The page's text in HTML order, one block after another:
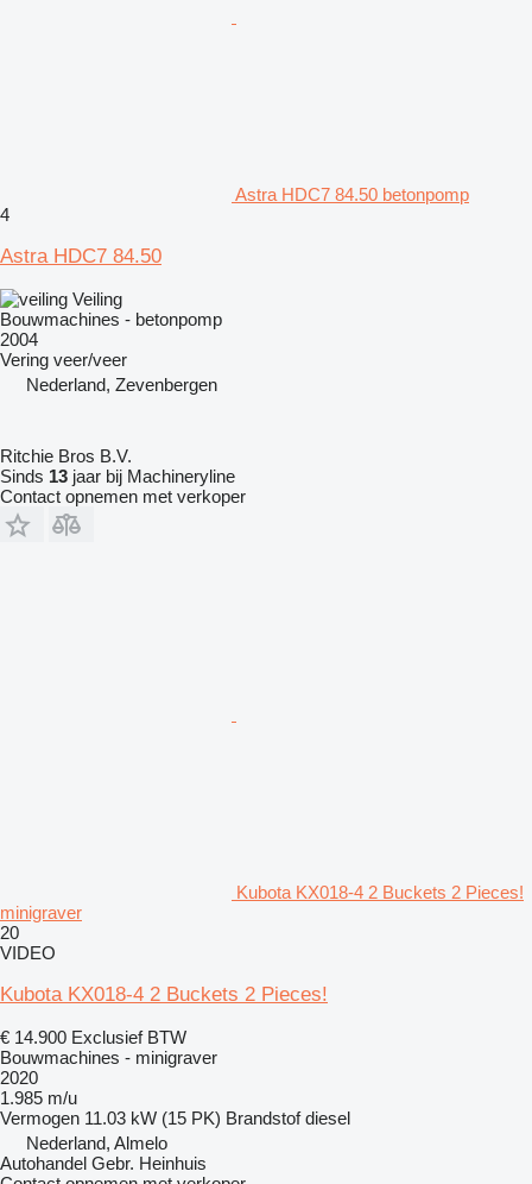
Astra HDC7 84.50 betonpomp
4
Astra HDC7 84.50
Veiling
Bouwmachines - betonpomp
2004
Vering veer/veer
Nederland, Zevenbergen
Ritchie Bros B.V.
Sinds 13 jaar bij Machineryline
Contact opnemen met verkoper
Kubota KX018-4 2 Buckets 2 Pieces!
minigraver
20
VIDEO
Kubota KX018-4 2 Buckets 2 Pieces!
€ 14.900 Exclusief BTW
Bouwmachines - minigraver
2020
1.985 m/u
Vermogen 11.03 kW (15 PK) Brandstof diesel
Nederland, Almelo
Autohandel Gebr. Heinhuis